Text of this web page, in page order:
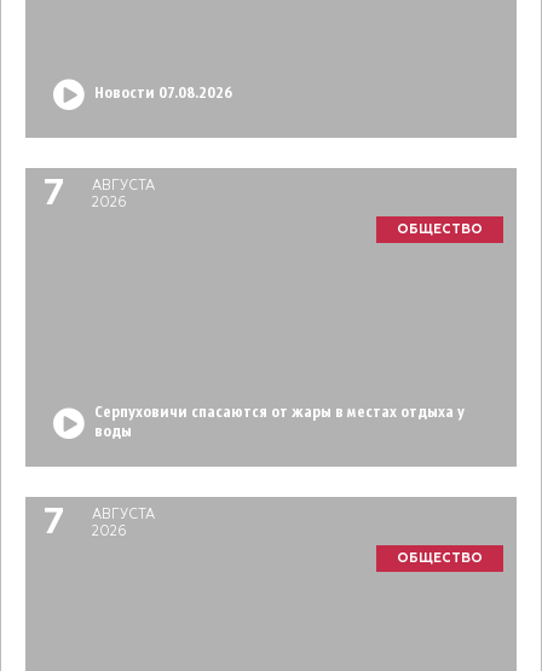
Новости 07.08.2026
7
АВГУСТА
2026
ОБЩЕСТВО
Серпуховичи спасаются от жары в местах отдыха у
воды
7
АВГУСТА
2026
ОБЩЕСТВО